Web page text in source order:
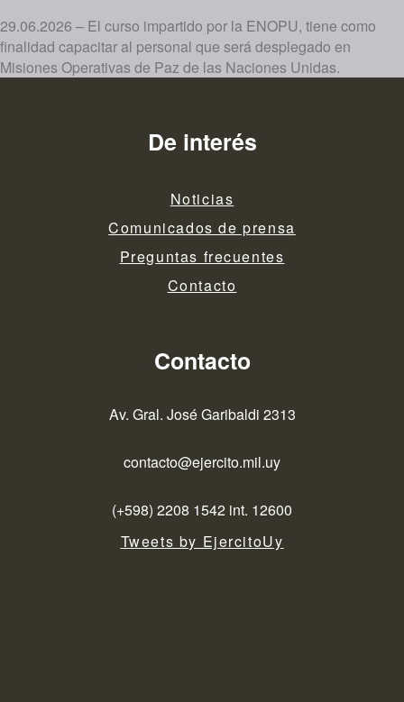
29.06.2026 – El curso impartido por la ENOPU, tiene como
finalidad capacitar al personal que será desplegado en
Misiones Operativas de Paz de las Naciones Unidas.
De interés
Noticias
Comunicados de prensa
Preguntas frecuentes
Contacto
Contacto
Av. Gral. José Garibaldi 2313
contacto@ejercito.mil.uy
(+598) 2208 1542 int. 12600
Tweets by EjercitoUy